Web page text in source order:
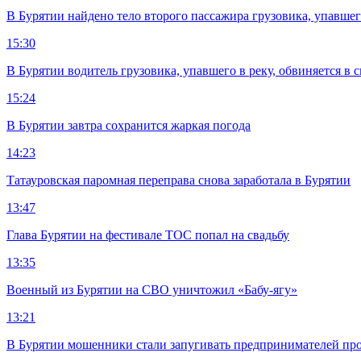
В Бурятии найдено тело второго пассажира грузовика,
15:30
В Бурятии водитель грузовика, упавшего в реку, обвиняется в
15:24
В Бурятии завтра сохранится жаркая погода
14:23
Татауровская паромная переправа снова заработала в Бурятии
13:47
Глава Бурятии на фестивале ТОС попал на свадьбу
13:35
Военный из Бурятии на СВО уничтожил «Бабу-ягу»
13:21
В Бурятии мошенники стали запугивать предпринимателей